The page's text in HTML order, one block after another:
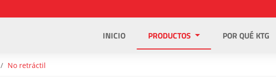
INICIO PRODUCTOS POR QUÉ KTG
No retráctil